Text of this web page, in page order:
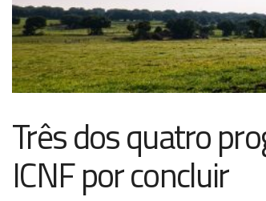
Três dos quatro
ICNF por concluir